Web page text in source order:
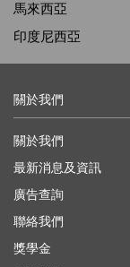
馬來西亞
印度尼西亞
關於我們
關於我們
最新消息及資訊
廣告查詢
聯絡我們
獎學金